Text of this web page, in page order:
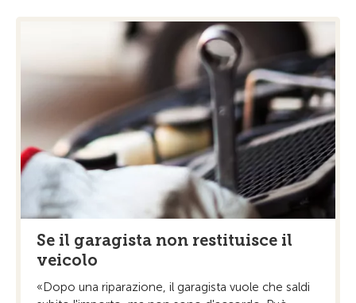
Se il garagista non restituisce il
veicolo
«Dopo una riparazione, il garagista vuole che saldi